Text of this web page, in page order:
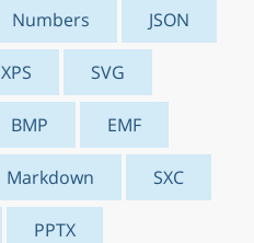
Numbers JSON
XPS SVG
BMP EMF
Markdown SXC
PPTX